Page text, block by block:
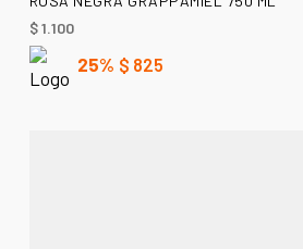
$1.100
25% $ 825